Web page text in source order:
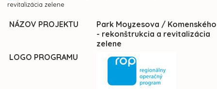
revitalizácia zelene
NÁZOV PROJEKTU
Park Moyzesova / Komenského
- rekonštrukcia a revitalizácia
zelene
LOGO PROGRAMU